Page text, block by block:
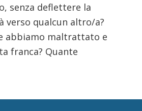
senza deflettere la
verso qualcun altro/a?
abbiamo maltrattato e
franca? Quante